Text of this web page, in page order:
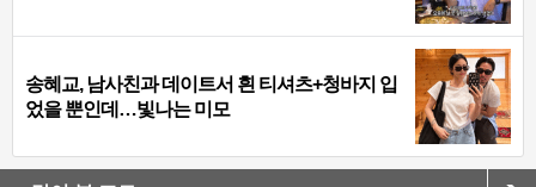
송혜교, 남사친과 데이트서 흰 티셔츠+청바지 입
었을 뿐인데…빛나는 미모